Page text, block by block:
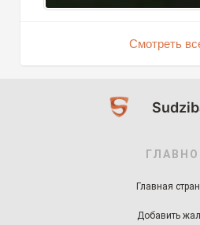
Смотреть
Главная
Добавить